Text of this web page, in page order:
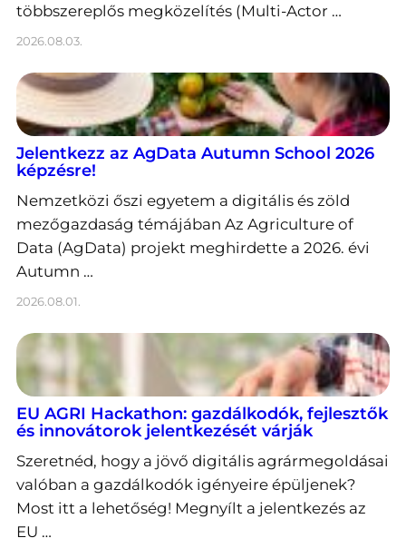
többszereplős megközelítés (Multi-Actor …
2026.08.03.
Jelentkezz az AgData Autumn School 2026
képzésre!
Nemzetközi őszi egyetem a digitális és zöld
mezőgazdaság témájában Az Agriculture of
Data (AgData) projekt meghirdette a 2026. évi
Autumn …
2026.08.01.
EU AGRI Hackathon: gazdálkodók, fejlesztők
és innovátorok jelentkezését várják
Szeretnéd, hogy a jövő digitális agrármegoldásai
valóban a gazdálkodók igényeire épüljenek?
Most itt a lehetőség! Megnyílt a jelentkezés az
EU …